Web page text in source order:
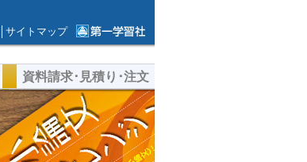
ブサイト
サイトマップ
資料請求･見積り･注文